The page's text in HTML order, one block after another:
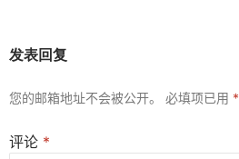
发表回复
您的邮箱地址不会被公开。 必填项已用 *
评论 *